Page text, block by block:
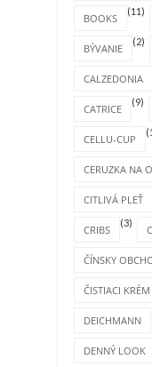
BOOKS
(11)
BÝVANIE
(2)
CALZEDONIA
CATRICE
(9)
CELLU-CUP
CERUZKA NA
CITLIVÁ PLEŤ
CRIBS
(3)
ČÍNSKY
ČISTIACI KRÉM
DEICHMANN
DENNÝ LOOK